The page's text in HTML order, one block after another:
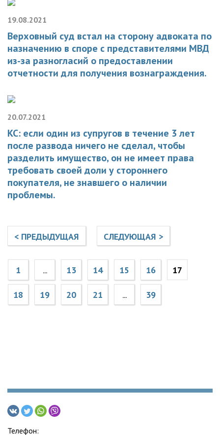
19.08.2021
Верховный суд встал на сторону адвоката по
назначению в споре с представителями МВД
из-за разногласий о предоставлении
отчетности для получения вознаграждения.
20.07.2021
КС: если один из супругов в течение 3 лет
после развода ничего не сделал, чтобы
разделить имущество, он не имеет права
требовать своей доли у стороннего
покупателя, не знавшего о наличии
проблемы.
< ПРЕДЫДУЩАЯ СЛЕДУЮЩАЯ >
1 ... 13 14 15 16 17
18 19 20 21 ... 39
Телефон: